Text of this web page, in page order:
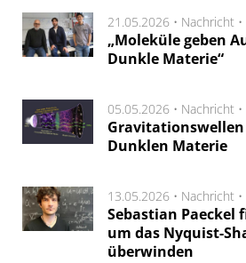
21.05.2026 • Nachricht •
„Moleküle geben
Dunkle Materie“
05.05.2026 • Nachricht •
Dunklen Materie
13.05.2026 • Nachricht •
Sebastian Paeckel
um das Nyquist-
überwinden